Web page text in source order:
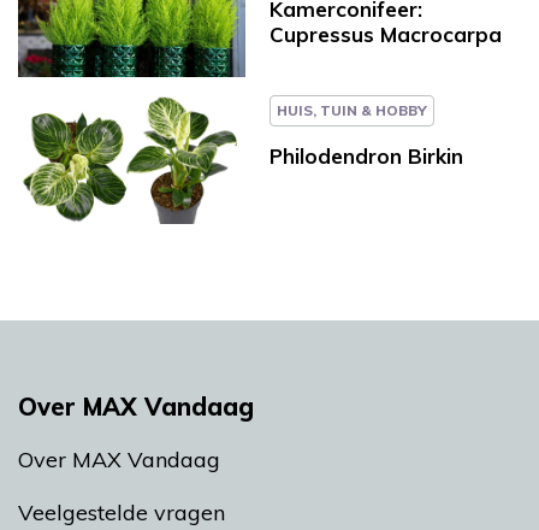
Kamerconifeer:
Cupressus Macrocarpa
HUIS, TUIN & HOBBY
Philodendron Birkin
Over MAX Vandaag
Over MAX Vandaag
Veelgestelde vragen